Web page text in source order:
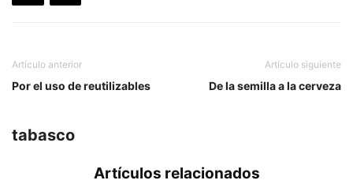
Artículo anterior
Por el uso de reutilizables
Artículo siguiente
De la semilla a la cerveza
tabasco
Artículos relacionados